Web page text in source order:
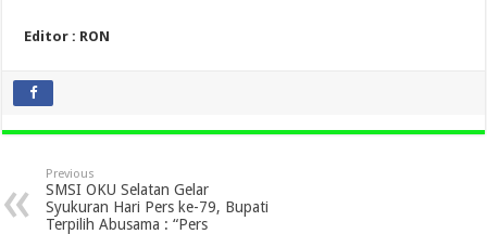
Editor : RON
Previous
SMSI OKU Selatan Gelar
Syukuran Hari Pers ke-79, Bupati
Terpilih Abusama : “Pers